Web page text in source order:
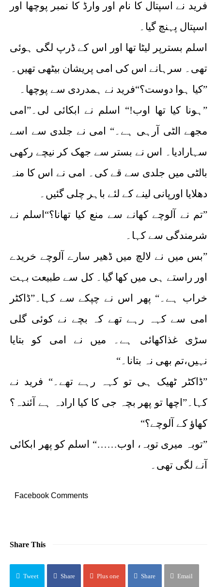
فرید نے اسپتال کا نام اور وارڈ کا نمبر پوچھا اور
اسپتال پہنچ گیا۔
اسلم بسترپر لیٹا تھا اور اس کے ڈرپ لگی ہوئی
تھی۔ سرہانے اس کی امی پریشان بیٹھی تھیں۔
”کیا ہوا دوست؟“فرید نے ہمدردی سے پوچھا۔
”ہونا کیا تھا اوب!“ اسلم نے ابکائی لی۔”امی
مجھے الٹی آرہی ہے۔“ امی نے جلدی سے اسے
سہارادیا۔ اس نے بستر سے جھک کر نیچے رکھی
بالٹی میں جلدی سے قے کی۔ امی نے اس کا منہ
دھلایا اورپانی لینے کے لئے باہر چلی گئیں۔
”تم نے آلوچے کھانے سے منع کیا تھانا؟“اسلم نے
شرمندگی سے کہا۔
”بس میں نے لالچ میں ڈھیر سارے آلوچے خریدے
اور راستے ہی میں کھا گیا۔ کل سے طبیعت بہت
خراب ہے۔“ پھر اس نے چپکے سے کہا۔”ڈاکٹر
امی سے کہہ رہے تھے کہ بچے نے کوئی گلی
سڑی غذاکھائی ہے۔ میں نے امی کو بتایا
نہیں،تم بھی نہ بتانا۔“
”ڈاکٹر ٹھیک ہی تو کہہ رہے تھے۔“ فرید نے
کہا۔”اچھا تو پھر بچہ جی کا کیا ارادہ ہے آئندہ؟
کھاؤ کے آلوچے؟“
”توبہ میری توبہ، اوب……“ اسلم کو پھر ابکائی
آنے لگی تھی۔
Facebook Comments
Share This
Tweet Share Plus one Share Email